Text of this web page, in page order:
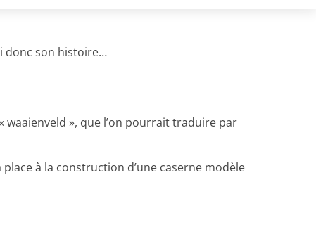
donc son histoire…
waaienveld », que l’on pourrait traduire par
à la construction d’une caserne modèle